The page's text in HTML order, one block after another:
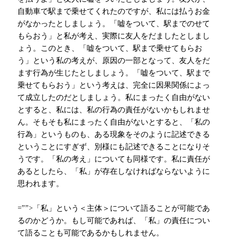
自動車で駅まで乗せてくれたのですが、私には払うお金
がなかったとしましょう。
「嘘をついて、駅までのせて
もらおう」と私が考え、実際に友人をだましたとしまし
ょう。このとき、
「嘘をついて、駅まで乗せてもらお
う」という私の考えが、原因の一部となって、友人をだ
ます行為が生じたとしましょう。「嘘をついて、駅まで
乗せてもらおう」という考えは、完全に因果関係によっ
て成立したのだとしましょう。私にまったく自由がない
とすると、私には、私の行為の責任がないかもしれませ
ん。そもそも私にまったく自由がないとすると、「私の
行為」というものも、ある現象をそのように記述できる
ということにすぎず、別様にも記述できることになりそ
うです。「私の考え」についても同様です。私に責任が
あるとしたら、「私」が存在しなければならないように
思われます。
=””> 「私」という＜主体＞について語ることが可能であ
るのかどうか。もし可能であれば、「私」の責任につい
て語ることも可能であるかもしれません。